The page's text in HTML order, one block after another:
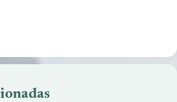
manual para una agricultura